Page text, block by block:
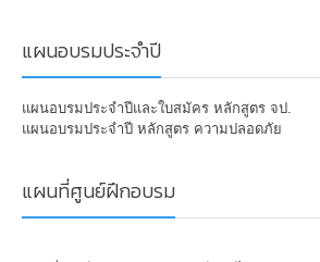
แผนอบรมประจำปี
แผนอบรมประจำปีและใบสมัคร หลักสูตร จป.
แผนอบรมประจำปี หลักสูตร ความปลอดภัย
แผนที่ศูนย์ฝึกอบรม